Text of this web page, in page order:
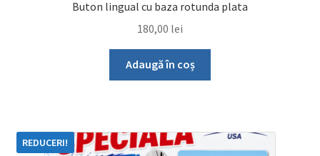
Buton lingual cu baza rotunda plata
180,00 lei
Adaugă în coș
REDUCERI!